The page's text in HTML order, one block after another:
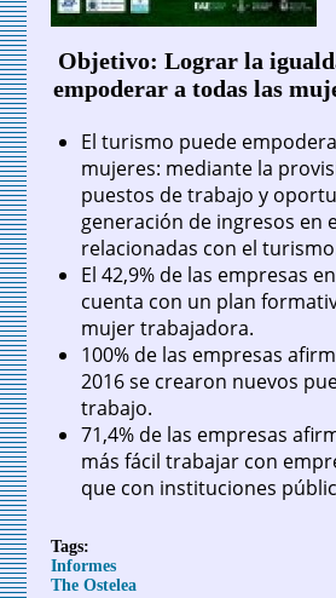
Objetivo: Lograr la
empoderar a todas las
El turismo puede
mujeres: mediante la
puestos de trabajo y
generación de ingresos en
relacionadas con el
El 42,9% de las empresas
cuenta con un plan
mujer trabajadora.
100% de las empresas
2016 se crearon nuevos
trabajo.
71,4% de las empresas
más fácil trabajar con
que con instituciones
Tags:
Informes
The Ostelea